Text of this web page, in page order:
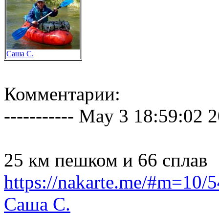
Саша С.
Комментарии:
----------- May 3 18:59:02
25 км пешком и 66 сплав
https://nakarte.me/
Саша С.